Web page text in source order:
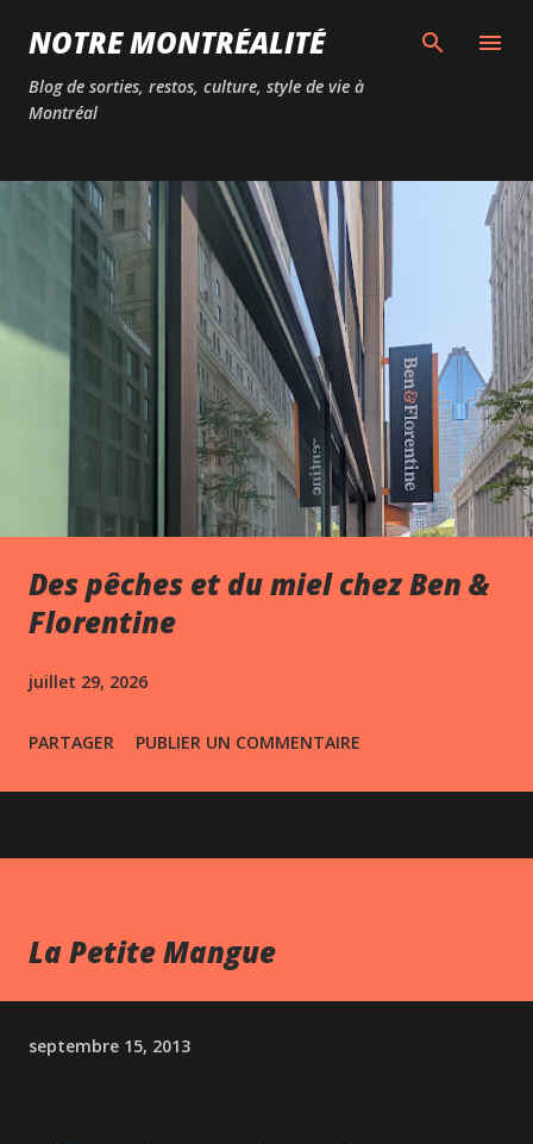
Passer au contenu principal
NOTRE MONTRÉALITÉ
Blog de sorties, restos, culture, style de vie à
Montréal
Des pêches et du miel chez Ben &
Florentine
juillet 29, 2026
PARTAGER PUBLIER UN COMMENTAIRE
La Petite Mangue
septembre 15, 2013